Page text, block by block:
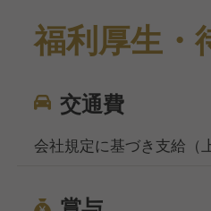
福利厚生・
交通費
会社規定に基づき支給（